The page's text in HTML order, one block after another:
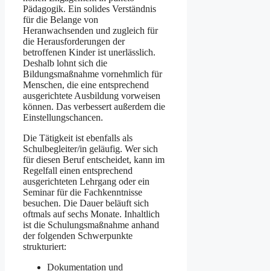
Pädagogik. Ein solides Verständnis
für die Belange von
Heranwachsenden und zugleich für
die Herausforderungen der
betroffenen Kinder ist unerlässlich.
Deshalb lohnt sich die
Bildungsmaßnahme vornehmlich für
Menschen, die eine entsprechend
ausgerichtete Ausbildung vorweisen
können. Das verbessert außerdem die
Einstellungschancen.
Die Tätigkeit ist ebenfalls als
Schulbegleiter/in geläufig. Wer sich
für diesen Beruf entscheidet, kann im
Regelfall einen entsprechend
ausgerichteten Lehrgang oder ein
Seminar für die Fachkenntnisse
besuchen. Die Dauer beläuft sich
oftmals auf sechs Monate. Inhaltlich
ist die Schulungsmaßnahme anhand
der folgenden Schwerpunkte
strukturiert:
Dokumentation und